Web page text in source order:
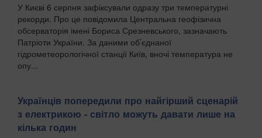
У Києві 6 серпня зафіксували одразу три температурні
рекорди. Про це повідомила Центральна геофізична
обсерваторія імені Бориса Срезневського, зазначають
Патріоти України. За даними об’єднаної
гідрометеорологічної станції Київ, вночі температура не
опу...
Українців попередили про найгірший сценарій
з електрикою - світло можуть давати лише на
кілька годин